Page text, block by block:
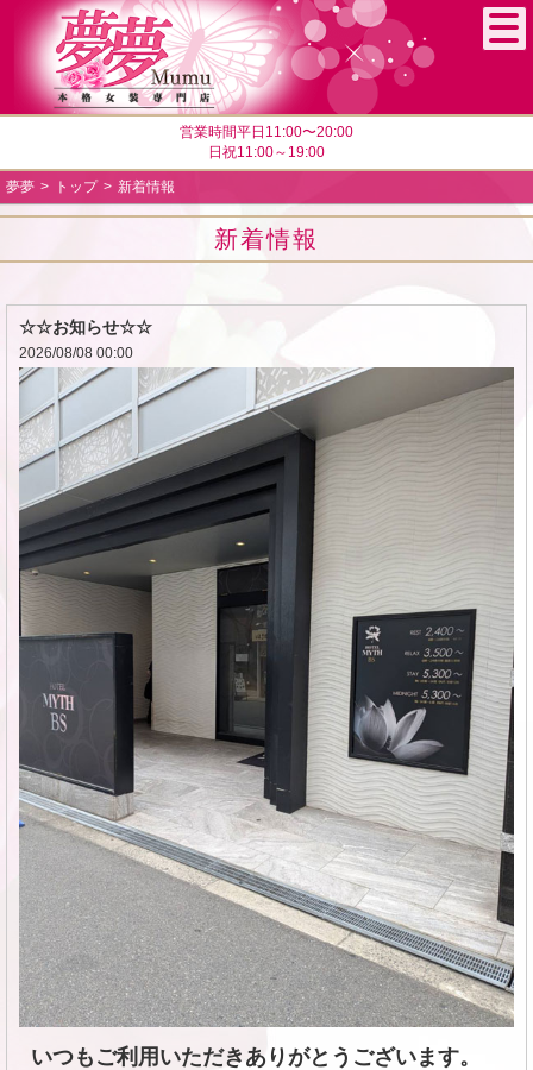
営業時間平日11:00〜20:00
日祝11:00～19:00
夢夢 トップ 新着情報
新着情報
☆☆お知らせ☆☆
2026/08/08 00:00
いつもご利用いただきありがとうございます。